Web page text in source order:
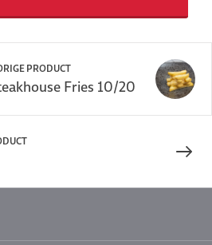
PRODUCT
Fries 10/20